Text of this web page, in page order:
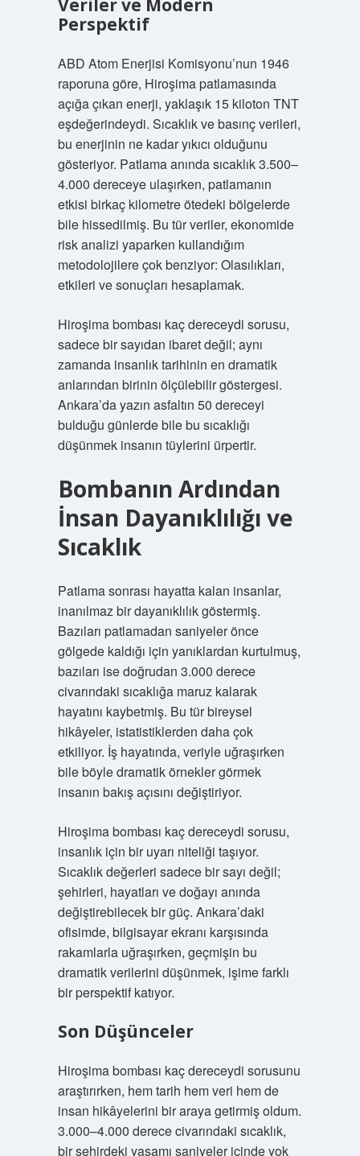
Veriler ve Modern
Perspektif
ABD Atom Enerjisi Komisyonu’nun 1946
raporuna göre, Hiroşima patlamasında
açığa çıkan enerji, yaklaşık 15 kiloton TNT
eşdeğerindeydi. Sıcaklık ve basınç verileri,
bu enerjinin ne kadar yıkıcı olduğunu
gösteriyor. Patlama anında sıcaklık 3.500–
4.000 dereceye ulaşırken, patlamanın
etkisi birkaç kilometre ötedeki bölgelerde
bile hissedilmiş. Bu tür veriler, ekonomide
risk analizi yaparken kullandığım
metodolojilere çok benziyor: Olasılıkları,
etkileri ve sonuçları hesaplamak.
Hiroşima bombası kaç dereceydi sorusu,
sadece bir sayıdan ibaret değil; aynı
zamanda insanlık tarihinin en dramatik
anlarından birinin ölçülebilir göstergesi.
Ankara’da yazın asfaltın 50 dereceyi
bulduğu günlerde bile bu sıcaklığı
düşünmek insanın tüylerini ürpertir.
Bombanın Ardından
İnsan Dayanıklılığı ve
Sıcaklık
Patlama sonrası hayatta kalan insanlar,
inanılmaz bir dayanıklılık göstermiş.
Bazıları patlamadan saniyeler önce
gölgede kaldığı için yanıklardan kurtulmuş,
bazıları ise doğrudan 3.000 derece
civarındaki sıcaklığa maruz kalarak
hayatını kaybetmiş. Bu tür bireysel
hikâyeler, istatistiklerden daha çok
etkiliyor. İş hayatında, veriyle uğraşırken
bile böyle dramatik örnekler görmek
insanın bakış açısını değiştiriyor.
Hiroşima bombası kaç dereceydi sorusu,
insanlık için bir uyarı niteliği taşıyor.
Sıcaklık değerleri sadece bir sayı değil;
şehirleri, hayatları ve doğayı anında
değiştirebilecek bir güç. Ankara’daki
ofisimde, bilgisayar ekranı karşısında
rakamlarla uğraşırken, geçmişin bu
dramatik verilerini düşünmek, işime farklı
bir perspektif katıyor.
Son Düşünceler
Hiroşima bombası kaç dereceydi sorusunu
araştırırken, hem tarih hem veri hem de
insan hikâyelerini bir araya getirmiş oldum.
3.000–4.000 derece civarındaki sıcaklık,
bir şehirdeki yaşamı saniyeler içinde yok